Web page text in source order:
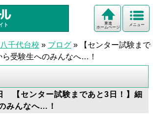
ト メニュー
東進
ホームページ
千代台校 » ブログ »
【センター試験まで
受験生へのみんなへ…！
【センター試験まであと3日！】細
みんなへ…！